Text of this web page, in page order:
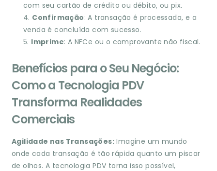
com seu cartão de crédito ou débito, ou pix.
Confirmação: A transação é processada, e a
venda é concluída com sucesso.
Imprime: A NFCe ou o comprovante não fiscal.
Benefícios para o Seu Negócio:
Como a Tecnologia PDV
Transforma Realidades
Comerciais
Agilidade nas Transações: Imagine um mundo
onde cada transação é tão rápida quanto um piscar
de olhos. A tecnologia PDV torna isso possível,